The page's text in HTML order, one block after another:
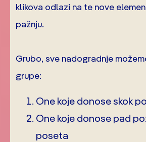
klikova odlazi na te nove
pažnju.
Grubo, sve nadogradnje
grupe:
One koje donose skok
One koje donose pad
poseta